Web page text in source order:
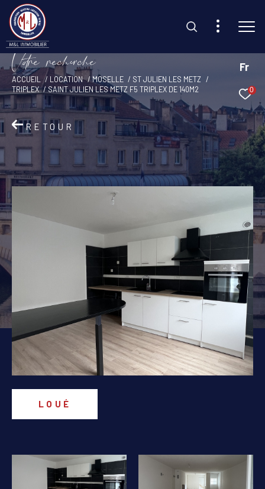
Fr
0
Vore recece
ACCUEIL LOCATION MOSELLE
ST JULIEN LES METZ
TRIPLEX
SAINT JULIEN LES METZ F5 TRIPLEX DE 140M2
RETOUR
LOUÉ
Effectuer une recherche
et trouvez le bien qui correspond à vos critères
Type d'offre
Location
1 5+
Localisation
PARKING TERRASSE PISCINE